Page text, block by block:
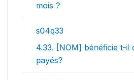
mois ?
s04q33
4.33. [NOM] bénéficie t-il
payés?